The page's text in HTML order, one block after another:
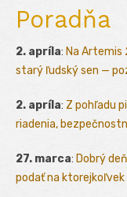
Poradňa
2. apríla: Na Artemis
starý ľudský sen —
2. apríla: Z pohľadu
riadenia,
27. marca: Dobrý
podať na ktorejkoľvek